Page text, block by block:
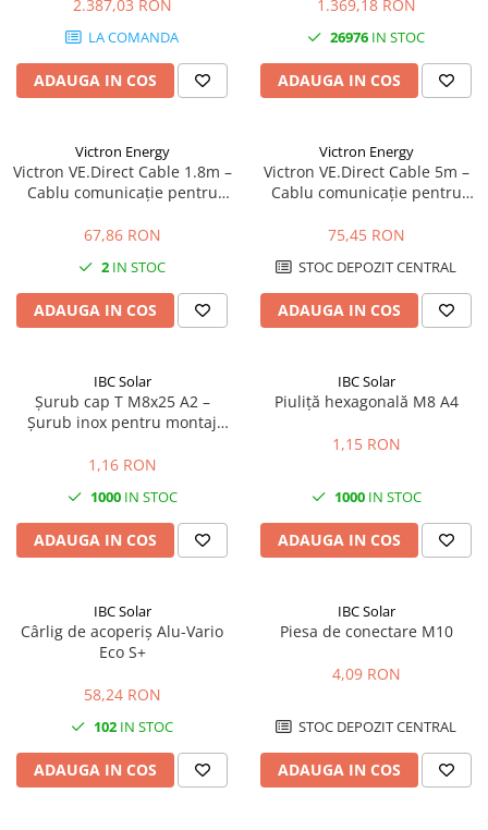
2.387,03 RON
LA COMANDA
ADAUGA IN COS
1.369,18 RON
26976 IN STOC
ADAUGA IN COS
Victron Energy
Victron VE.Direct Cable 1.8m –
Cablu comunicație pentru
metri
67,86 RON
2 IN STOC
ADAUGA IN COS
Victron Energy
Victron VE.Direct Cable 5m –
Cablu comunicație pentru
| 5 metri
75,45 RON
STOC DEPOZIT CENTRAL
ADAUGA IN COS
IBC Solar
Șurub cap T M8x25 A2 –
Șurub inox pentru montaj
A2
1,16 RON
1000IN STOC
ADAUGA IN COS
IBC Solar
Piuliță hexagonală M8 A4
1,15 RON
1000IN STOC
ADAUGA IN COS
IBC Solar
Cârlig de acoperiș Alu-Vario
Eco S+
58,24 RON
102 IN STOC
ADAUGA IN COS
IBC Solar
Piesa de conectare M10
4,09 RON
STOC DEPOZIT CENTRAL
ADAUGA IN COS